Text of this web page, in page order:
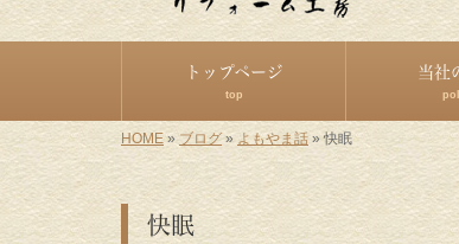
トップページ
top
当社
HOME» ブログ » よもやま話 »快眠
快眠